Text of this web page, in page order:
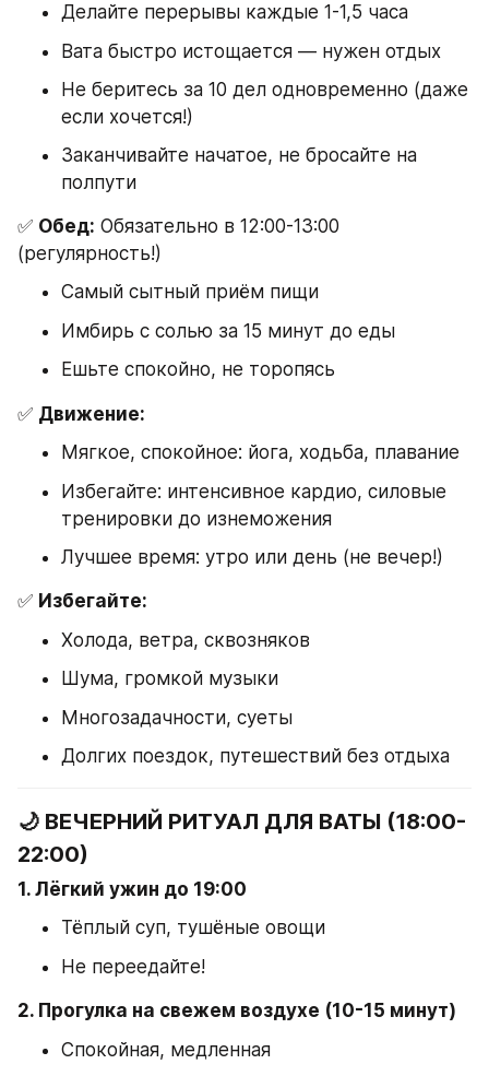
Делайте перерывы каждые 1-1,5 часа
Вата быстро истощается — нужен отдых
Не беритесь за 10 дел одновременно (даже
если хочется!)
Заканчивайте начатое, не бросайте на
полпути
✅ Обед: Обязательно в 12:00-13:00
(регулярность!)
Самый сытный приём пищи
Имбирь с солью за 15 минут до еды
Ешьте спокойно, не торопясь
✅ Движение:
Мягкое, спокойное: йога, ходьба, плавание
Избегайте: интенсивное кардио, силовые
тренировки до изнеможения
Лучшее время: утро или день (не вечер!)
✅ Избегайте:
Холода, ветра, сквозняков
Шума, громкой музыки
Многозадачности, суеты
Долгих поездок, путешествий без отдыха
🌙 ВЕЧЕРНИЙ РИТУАЛ ДЛЯ ВАТЫ (18:00-
22:00)
1. Лёгкий ужин до 19:00
Тёплый суп, тушёные овощи
Не переедайте!
2. Прогулка на свежем воздухе (10-15 минут)
Спокойная, медленная